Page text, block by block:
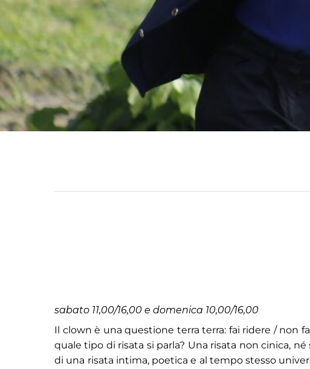
sabato 11,00/16,00 e domenica 10,00/16,00
Il clown è una questione terra terra: fai ridere / non
quale tipo di risata si parla? Una risata non cinica,
di una risata intima, poetica e al tempo stesso